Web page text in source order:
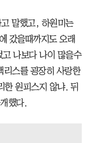
말했고, 하원미는
갔을때까지도 오래
나보다 나이 많을수
스를 굉장히 사랑한
한 원피스지 않냐. 뒤
했다.